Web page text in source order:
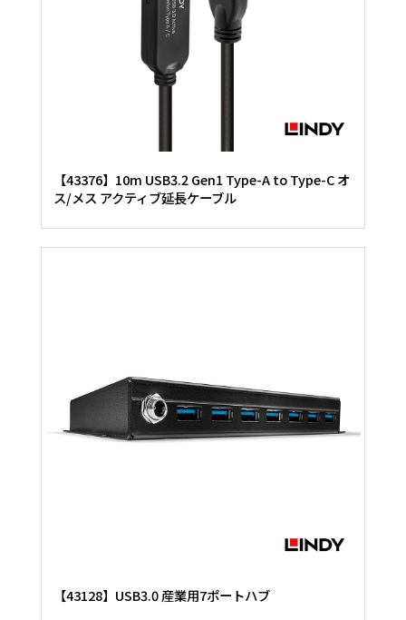
【43376】10m USB3.2 Gen1 Type-A to Type-C オ
ス/メス アクティブ延長ケーブル
【43128】USB3.0 産業用7ポートハブ